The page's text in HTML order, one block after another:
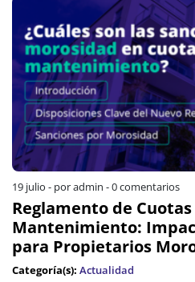
19 julio - por admin -0 comentarios
Reglamento de
Mantenimiento:
para Propietarios
Categoría(s): Actualidad